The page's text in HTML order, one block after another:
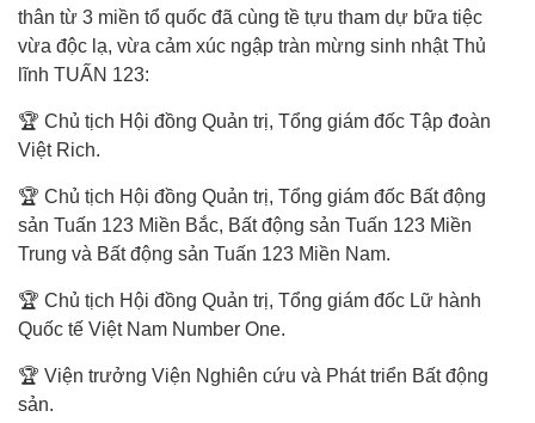
thân từ 3 miền tổ quốc đã cùng tề tựu tham dự bữa tiệc
vừa độc lạ, vừa cảm xúc ngập tràn mừng sinh nhật Thủ
lĩnh TUẤN 123:
🏆 Chủ tịch Hội đồng Quản trị, Tổng giám đốc Tập đoàn
Việt Rich.
🏆 Chủ tịch Hội đồng Quản trị, Tổng giám đốc Bất động
sản Tuấn 123 Miền Bắc, Bất động sản Tuấn 123 Miền
Trung và Bất động sản Tuấn 123 Miền Nam.
🏆 Chủ tịch Hội đồng Quản trị, Tổng giám đốc Lữ hành
Quốc tế Việt Nam Number One.
🏆 Viện trưởng Viện Nghiên cứu và Phát triển Bất động
sản.